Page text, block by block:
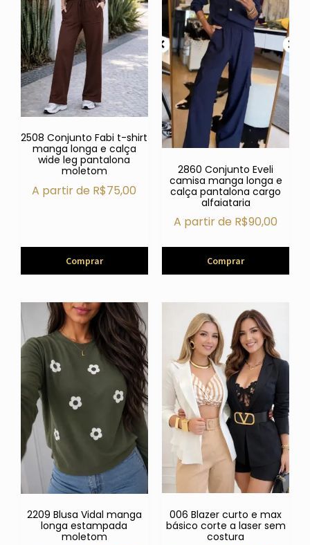
2508 Conjunto Fabi t-shirt
manga longa e calça
wide leg pantalona
moletom
A partir de R$75,00
Comprar
2860 Conjunto Eveli
camisa manga longa e
calça pantalona cargo
alfaiataria
A partir de R$90,00
Comprar
2209 Blusa Vidal manga
longa estampada
moletom
006 Blazer curto e max
básico corte a laser sem
costura